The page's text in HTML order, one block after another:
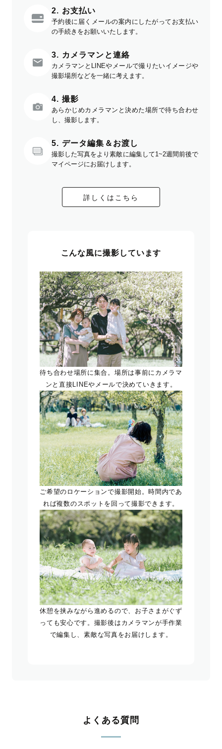
2. お支払い
予約後に届くメールの案内にしたがってお支払い
の手続きをお願いいたします。
3. カメラマンと連絡
カメラマンとLINEやメールで撮りたいイメージや
撮影場所などを一緒に考えます。
4. 撮影
あらかじめカメラマンと決めた場所で待ち合わせ
し、撮影します。
5. データ編集＆お渡し
撮影した写真をより素敵に編集して1~2週間前後で
マイページにお届けします。
詳しくはこちら
こんな風に撮影しています
待ち合わせ場所に集合。場所は事前にカメラマ
ンと直接LINEやメールで決めていきます。
ご希望のロケーションで撮影開始。時間内であ
れば複数のスポットを回って撮影できます。
休憩を挟みながら進めるので、お子さまがぐず
っても安心です。撮影後はカメラマンが手作業
で編集し、素敵な写真をお届けします。
よくある質問